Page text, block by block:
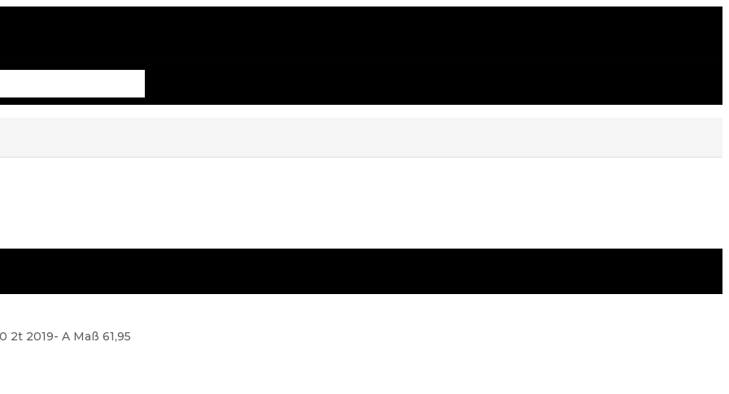
2t 2019- A Maß 61,95